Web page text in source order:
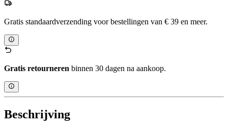
Gratis standaardverzending voor bestellingen van € 39 en meer.
Gratis retourneren binnen 30 dagen na aankoop.
Beschrijving